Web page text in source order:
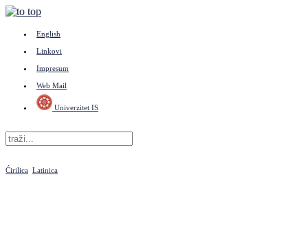
English
Linkovi
Impresum
Web Mail
Univerzitet IS
Ćirilica Latinica